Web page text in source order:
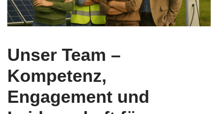
Unser Team –
Kompetenz,
Engagement und